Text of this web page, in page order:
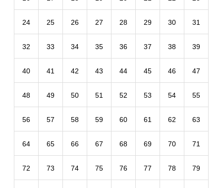
24 25 26 27 28 29 30 31
32 33 34 35 36 37 38 39
40 41 42 43 44 45 46 47
48 49 50 51 52 53 54 55
56 57 58 59 60 61 62 63
64 65 66 67 68 69 70 71
72 73 74 75 76 77 78 79